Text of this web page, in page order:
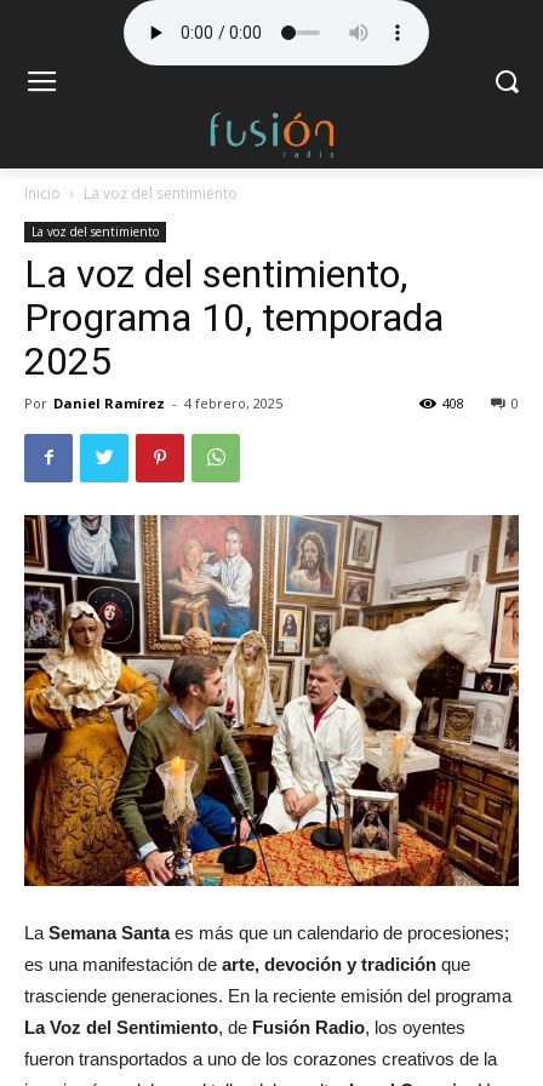
Inicio La voz del sentimiento
La voz del sentimiento
La voz del sentimiento,
Programa 10, temporada
2025
Por Daniel Ramírez - 4 febrero, 2025 0
408
La Semana Santaes más que un calendario de procesiones;
es una manifestación de arte, devoción y tradición que
trasciende generaciones. En la reciente emisión del programa
La Voz del Sentimiento, de Fusión Radio, los oyentes
fueron transportados a uno de los corazones creativos de la